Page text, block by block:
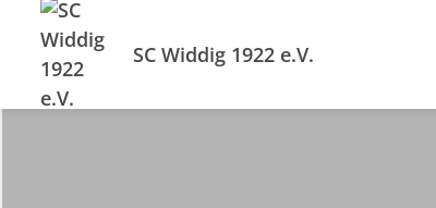
SC Widdig 1922 e.V.